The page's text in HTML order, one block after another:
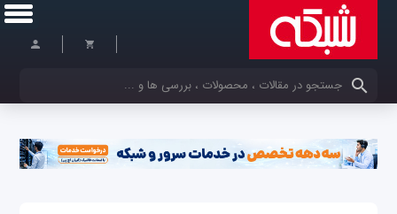
کلمات کلیدی خود را وارد کنید